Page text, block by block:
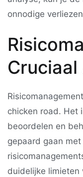
onnodige
chicken road. Het
beoordelen en
gepaard gaan
duidelijke limieten